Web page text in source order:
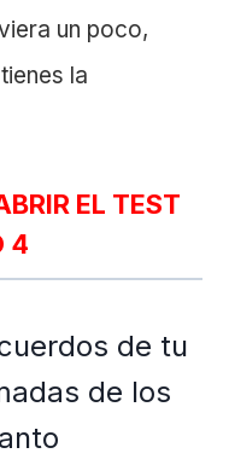
un poco,
la
EL TEST
4
de tu
de los